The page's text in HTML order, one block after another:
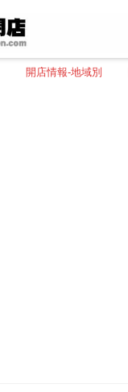
開店情報-地域別